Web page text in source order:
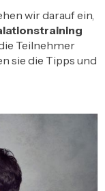
wir darauf ein,
Teilnehmer
sie die Tipps und